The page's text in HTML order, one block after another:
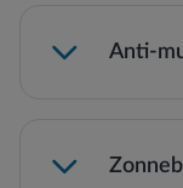
Anti-